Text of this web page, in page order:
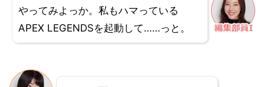
やってみよっか。私もハマっている
APEX LEGENDSを起動して……っと。